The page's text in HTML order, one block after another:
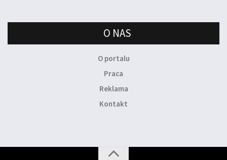
O NAS
O portalu
Praca
Reklama
Kontakt